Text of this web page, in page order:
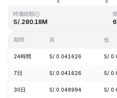
時価総額
S/.280.18M
期間 高 低
24時間 S/.0.041626 S/
7日 S/.0.041626 S/
30日 S/.0.048994 S/